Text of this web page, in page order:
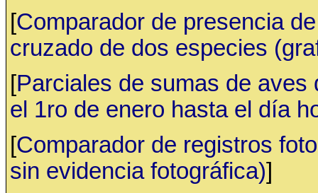
[Comparador de presencia
cruzado de dos especies
[Parciales de sumas de
el 1ro de enero hasta el día
[Comparador de registros
sin evidencia fotográfica)]